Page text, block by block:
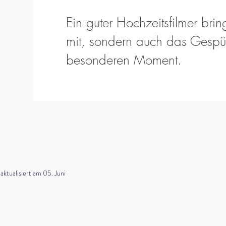
Ein guter Hochzeitsfilmer
mit, sondern auch das
besonderen Moment.
am 05. Juni